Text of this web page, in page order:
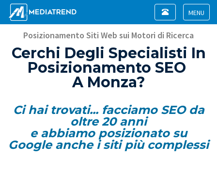
Toggle
Toggle
navigation
Posizionamento Siti Web sui Motori di Ricerca
Cerchi Degli Specialisti In
Posizionamento SEO
A Monza?
Ci hai trovati... facciamo SEO da
oltre 20 anni
e abbiamo posizionato su
Google anche i siti più complessi